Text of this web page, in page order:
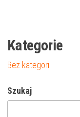
Kategorie
Bez kategorii
Szukaj